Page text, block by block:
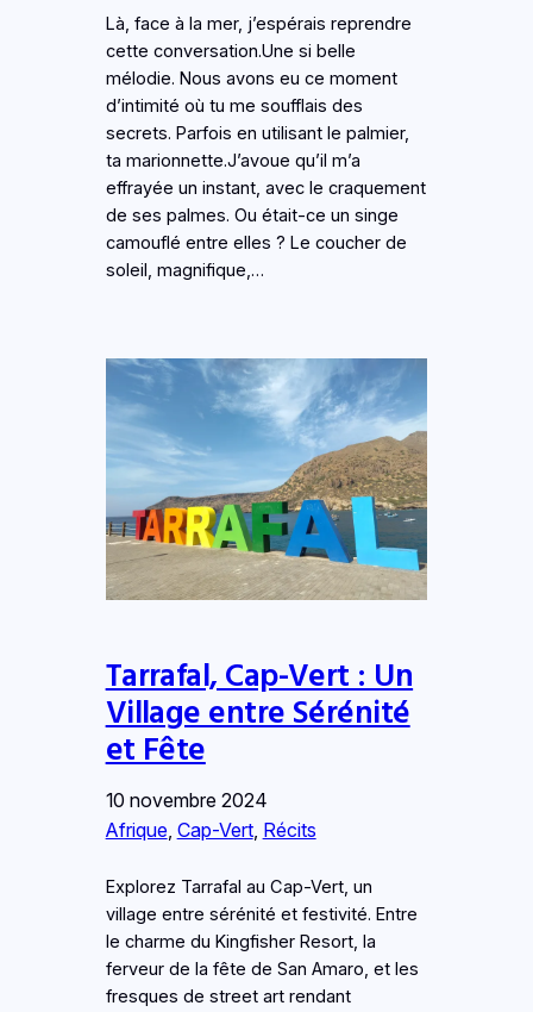
Là, face à la mer, j’espérais reprendre
cette conversation.Une si belle
mélodie. Nous avons eu ce moment
d’intimité où tu me soufflais des
secrets. Parfois en utilisant le palmier,
ta marionnette.J’avoue qu’il m’a
effrayée un instant, avec le craquement
de ses palmes. Ou était-ce un singe
camouflé entre elles ? Le coucher de
soleil, magnifique,…
Tarrafal, Cap-Vert : Un
Village entre Sérénité
et Fête
10 novembre 2024
Afrique, Cap-Vert, Récits
Explorez Tarrafal au Cap-Vert, un
village entre sérénité et festivité. Entre
le charme du Kingfisher Resort, la
ferveur de la fête de San Amaro, et les
fresques de street art rendant